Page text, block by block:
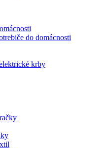
do domácnosti
krby